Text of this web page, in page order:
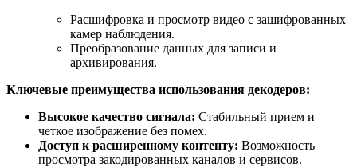
Расшифровка и просмотр видео с зашифрованных
камер наблюдения.
Преобразование данных для записи и
архивирования.
Ключевые преимущества использования декодеров:
Высокое качество сигнала: Стабильный прием и
четкое изображение без помех.
Доступ к расширенному контенту: Возможность
просмотра закодированных каналов и сервисов.